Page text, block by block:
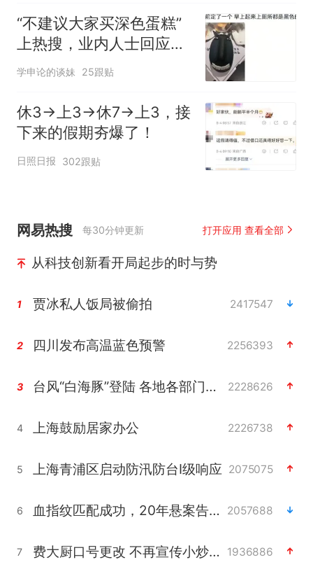
“不建议大家买深色蛋糕”
上热搜，业内人士回应了
→
学申论的谈妹 25跟贴
休3→上3→休7→上3，接
下来的假期夯爆了！
日照日报 302跟贴
网易热搜 每30分钟更新 打开应用 查看全部
从科技创新看开局起步的时与势
1 贾冰私人饭局被偷拍 2417547
2 四川发布高温蓝色预警 2256393
3 台风“白海豚”登陆 各地各部门全力应对 2228626
4 上海鼓励居家办公 2226738
5 上海青浦区启动防汛防台Ⅰ级响应 2075075
6 血指纹匹配成功，20年悬案告破！凶手被执行死刑 2057688
7 费大厨口号更改 不再宣传小炒肉大王 1936886